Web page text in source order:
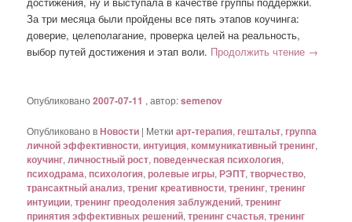
За три месяца были пройдены все пять этапов коучинга:
доверие, целеполагание, проверка целей на реальность,
выбор путей достижения и этап воли. Продолжить чтение →
Опубликовано2007-07-11 , автор:semenov
Опубликовано вНовости | Метки арт-терапия, гештальт, группа
личной эффективности,интуиция,коммуникативный тренинг,
коучинг,личностный рост, поведенческая психология,
психодрама, психология,ролевые игры,РЭПТ,творчество,
трансактный анализ,трениг креативности,тренинг,тренинг
интуиции,тренинг преодоления заблуждений,тренинг
принятия эффективных решений,тренинг счастья,тренинг